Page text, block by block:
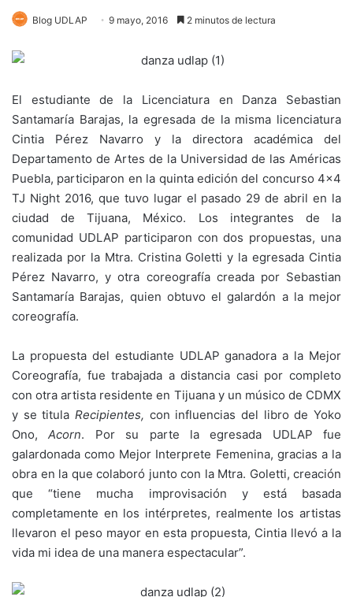
Blog UDLAP 9 mayo, 2016 2 minutos de lectura
El estudiante de la Licenciatura en Danza Sebastian
Santamaría Barajas, la egresada de la misma licenciatura
Cintia Pérez Navarro y la directora académica del
Departamento de Artes de la Universidad de las Américas
Puebla, participaron en la quinta edición del concurso 4×4
TJ Night 2016, que tuvo lugar el pasado 29 de abril en la
ciudad de Tijuana, México. Los integrantes de la
comunidad UDLAP participaron con dos propuestas, una
realizada por la Mtra. Cristina Goletti y la egresada Cintia
Pérez Navarro, y otra coreografía creada por Sebastian
Santamaría Barajas, quien obtuvo el galardón a la mejor
coreografía.
La propuesta del estudiante UDLAP ganadora a la Mejor
Coreografía, fue trabajada a distancia casi por completo
con otra artista residente en Tijuana y un músico de CDMX
y se titula Recipientes, con influencias del libro de Yoko
Ono,Acorn. Por su parte la egresada UDLAP fue
galardonada como Mejor Interprete Femenina, gracias a la
obra en la que colaboró junto con la Mtra. Goletti, creación
que “tiene mucha improvisación y está basada
completamente en los intérpretes, realmente los artistas
llevaron el peso mayor en esta propuesta, Cintia llevó a la
vida mi idea de una manera espectacular”.